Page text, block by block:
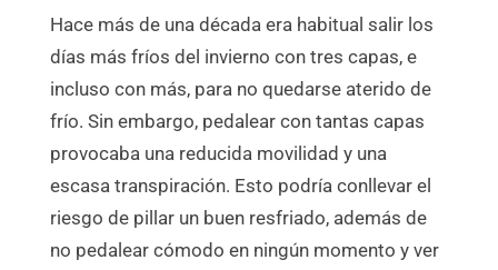
Hace más de una década era habitual salir los
días más fríos del invierno con tres capas, e
incluso con más, para no quedarse aterido de
frío. Sin embargo, pedalear con tantas capas
provocaba una reducida movilidad y una
escasa transpiración. Esto podría conllevar el
riesgo de pillar un buen resfriado, además de
no pedalear cómodo en ningún momento y ver